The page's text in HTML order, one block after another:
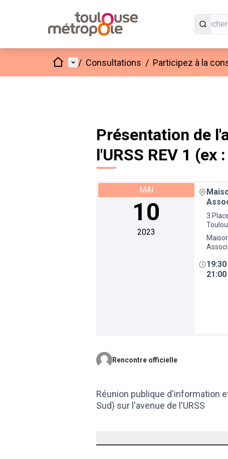
AccueilMenu principal
/ Consultations / Participez à la
Présentation de
l'URSS REV 1 (ex
MAI
10
2023
3
Rencontre officielle
Réunion publique d'information
Sud) sur l'avenue de l'URSS